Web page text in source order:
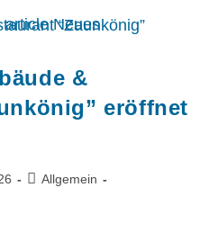
&
eröffnet
Allgemein